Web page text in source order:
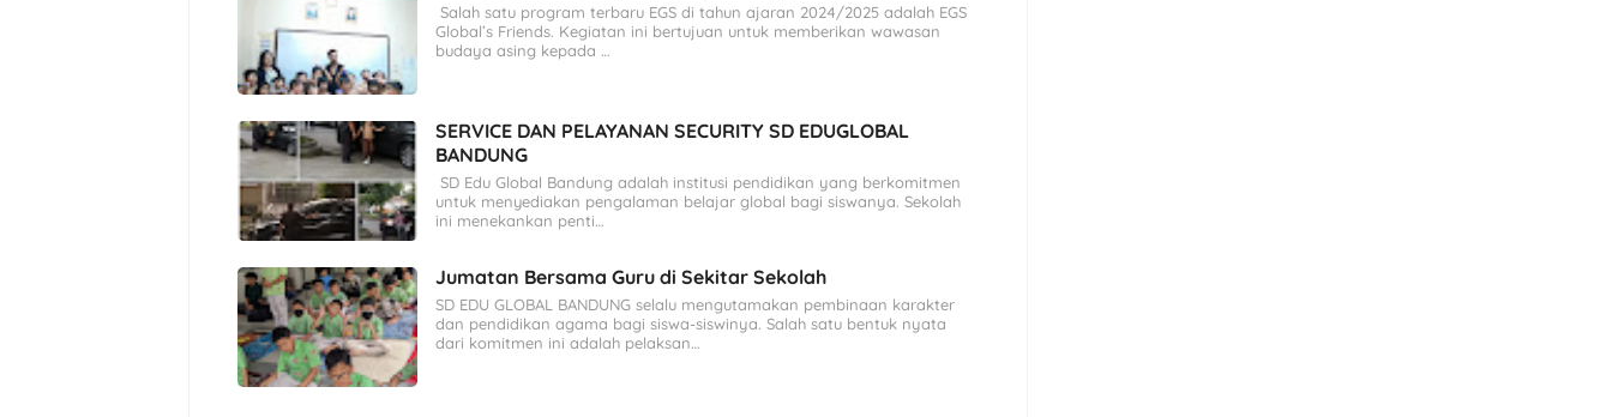
Salah satu program terbaru EGS di tahun ajaran 2024/2025 adalah EGS
Global’s Friends. Kegiatan ini bertujuan untuk memberikan wawasan
budaya asing kepada …
SERVICE DAN PELAYANAN SECURITY SD EDUGLOBAL
BANDUNG
SD Edu Global Bandung adalah institusi pendidikan yang berkomitmen
untuk menyediakan pengalaman belajar global bagi siswanya. Sekolah
ini menekankan penti…
Jumatan Bersama Guru di Sekitar Sekolah
SD EDU GLOBAL BANDUNG selalu mengutamakan pembinaan karakter
dan pendidikan agama bagi siswa-siswinya. Salah satu bentuk nyata
dari komitmen ini adalah pelaksan…